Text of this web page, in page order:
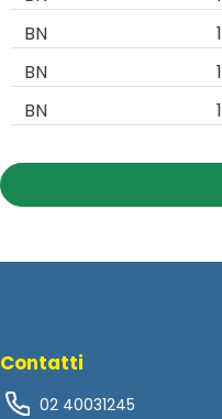
BN
1
BN
1
BN
1
Contatti
02 40031245